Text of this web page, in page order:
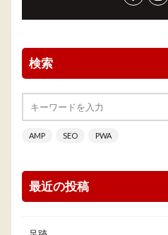
検索
AMP SEO PWA
最近の投稿